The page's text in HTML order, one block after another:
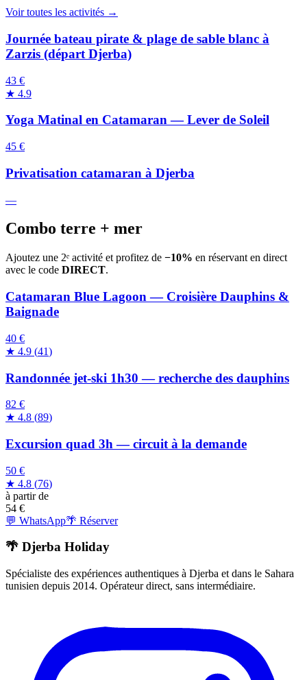
Voir toutes les activités →
Journée bateau pirate & plage de sable blanc à
Zarzis (départ Djerba)
43 €
★ 4.9
Yoga Matinal en Catamaran — Lever de Soleil
45 €
Privatisation catamaran à Djerba
—
Combo terre + mer
Ajoutez une 2ᵉ activité et profitez de −10% en réservant en direct
avec le code DIRECT.
Catamaran Blue Lagoon — Croisière Dauphins &
Baignade
40 €
★ 4.9 (41)
Randonnée jet-ski 1h30 — recherche des dauphins
82 €
★ 4.8 (89)
Excursion quad 3h — circuit à la demande
50 €
★ 4.8 (76)
à partir de
54 €
💬 WhatsApp🌴 Réserver
🌴 Djerba Holiday
Spécialiste des expériences authentiques à Djerba et dans le Sahara
tunisien depuis 2014. Opérateur direct, sans intermédiaire.